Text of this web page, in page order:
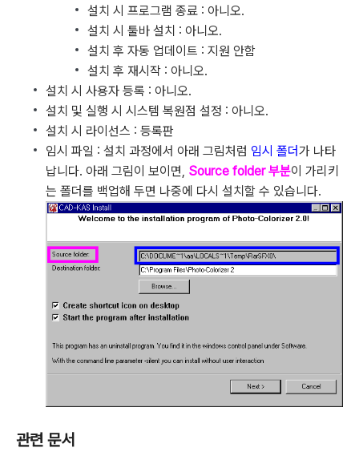
설치 시 프로그램 종료 : 아니오.
설치 시 툴바 설치 : 아니오.
설치 후 자동 업데이트 : 지원 안함
설치 후 재시작 : 아니오.
설치 시 사용자 등록 : 아니오.
설치 및 실행 시 시스템 복원점 설정 : 아니오.
설치 시 라이선스 : 등록판
임시 파일 : 설치 과정에서 아래 그림처럼 임시 폴더가 나타
납니다. 아래 그림이 보이면, Source folder 부분이 가리키
는 폴더를 백업해 두면 나중에 다시 설치할 수 있습니다.
관련 문서